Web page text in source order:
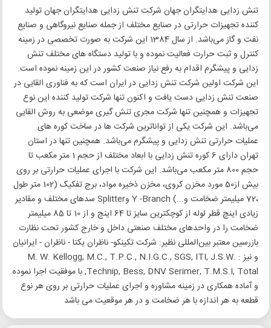
تنش زدایی هدایتگران جهان شرکت تنش زدایی هدایتگران جهان تولید
کننده تجهیزات حرارتی در صنایع مختلف از جمله صنایع نیروگاهی و صنایع
نفت و گاز می‌باشد. از سال 1384 این شرکت به صورت تخصصی در زمینه
کنترل و ثبت حرارت فعالیت نموده و با تولید دستگاه های مختلف تنش
زدایی و پیشگرم اقدام به رفع نیاز صنعت کشور در این زمینه نموده است.
این شرکت اولین شرکت تنش زدایی در ایران است که به فناوری القایی در
صنعت تنش زدایی دست یافت و اکنون تنها شرکت تولید کننده این نوع
تجهیزات و همچنین تنها شرکت مجری تنش گیری موضعی به روش القایی
می‌باشد. این شرکت یکی از تواناترین شرکت ها در ساخت کوره های
عملیات حرارتی تنش زدایی و پیشگرم می‌باشد. همچنین تنها در استان
تهران دارای 6 کوره تنش زدایی با ابعاد مختلف از حجم 1 متر مکعب تا
حجم 800 متر مکعب می‌باشد. این شرکت با اجرای عملیات حرارتی بر روی
بیش از50 مورد مخزن کروی، مخزن ذخیره مواد، برج تفکیک (102 متر طول
،72 میلیمتر ضخامت و...) Y -Branch وSplitter سدهای مختلف و مقادیر
زیادی اینچ قطر لوله از کوچکترین سایز تا 64 اینچ و از 10 تا 85 میلیمتر
ضخامت را در واحدهای مختلف صنعتی داخل و خارج کشور تحت نظارت
بازرسین معتبر بین‌المللی نظیر: شرکت تکینکو- ناظران یکتا - ناظران - ایرانیان
و نیز : M. W. Kellogg, M.C., T.P.C., N.I.G.C., SGS, ITI, J.S.W.
Technip, Bess, DNV Serimer, T.M.S.I, Total, با موفقیت اجرا نموده
و آماده همکاری در زمینه مشاوره و اجرای عملیات حرارتی بر روی هر نوع
قطعه به هر اندازه با هر ضخامت و در هر موقعیت می باشد